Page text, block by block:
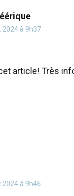
2024 à 9h37
article! Très
2024 à 9h46